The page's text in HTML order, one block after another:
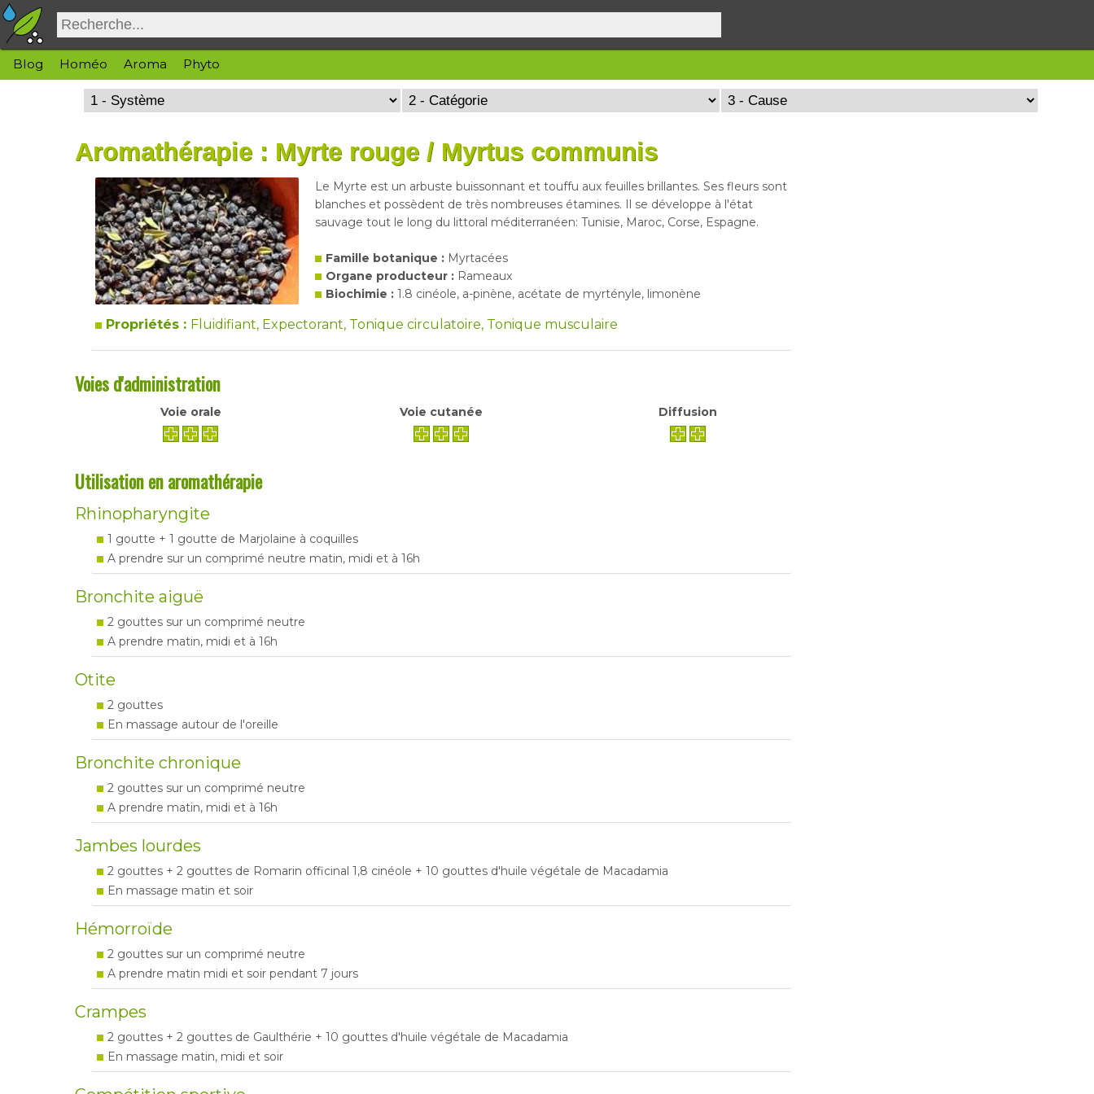
Blog Homéo Aroma Phyto
Aromathérapie : Myrte rouge / Myrtus communis
Le Myrte est un arbuste buissonnant et touffu aux feuilles brillantes. Ses fleurs sont
blanches et possèdent de très nombreuses étamines. Il se développe à l'état
sauvage tout le long du littoral méditerranéen: Tunisie, Maroc, Corse, Espagne.
Famille botanique : Myrtacées
Organe producteur : Rameaux
Biochimie : 1.8 cinéole, a-pinène, acétate de myrtényle, limonène
Propriétés : Fluidifiant, Expectorant, Tonique circulatoire, Tonique musculaire
Voies d'administration
Voie orale Voie cutanée Diffusion
Utilisation en aromathérapie
Rhinopharyngite
1 goutte + 1 goutte de Marjolaine à coquilles
A prendre sur un comprimé neutre matin, midi et à 16h
Bronchite aiguë
2 gouttes sur un comprimé neutre
A prendre matin, midi et à 16h
Otite
2 gouttes
En massage autour de l'oreille
Bronchite chronique
2 gouttes sur un comprimé neutre
A prendre matin, midi et à 16h
Jambes lourdes
2 gouttes + 2 gouttes de Romarin officinal 1,8 cinéole + 10 gouttes d'huile végétale de Macadamia
En massage matin et soir
Hémorroïde
2 gouttes sur un comprimé neutre
A prendre matin midi et soir pendant 7 jours
Crampes
2 gouttes + 2 gouttes de Gaulthérie + 10 gouttes d'huile végétale de Macadamia
En massage matin, midi et soir